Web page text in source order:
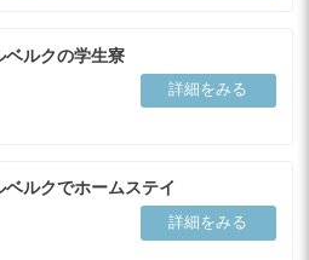
ベルクの学生寮
詳細をみる
ベルクでホームステイ
詳細をみる